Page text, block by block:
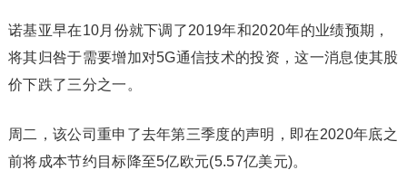
诺基亚早在10月份就下调了2019年和2020年的业绩预期，
将其归咎于需要增加对5G通信技术的投资，这一消息使其股
价下跌了三分之一。
周二，该公司重申了去年第三季度的声明，即在2020年底之
前将成本节约目标降至5亿欧元(5.57亿美元)。